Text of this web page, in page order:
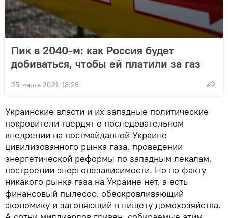
Пик в 2040-м: как Россия будет
добиваться, чтобы ей платили за газ
25 марта 2021, 18:28
Украинские власти и их западные политические
покровители твердят о последовательном
внедрении на постмайданной Украине
цивилизованного рынка газа, проведении
энергетической реформы по западным лекалам,
построении энергонезависимости. Но по факту
никакого рынка газа на Украине нет, а есть
финансовый пылесос, обескровливающий
экономику и загоняющий в нищету домохозяйства.